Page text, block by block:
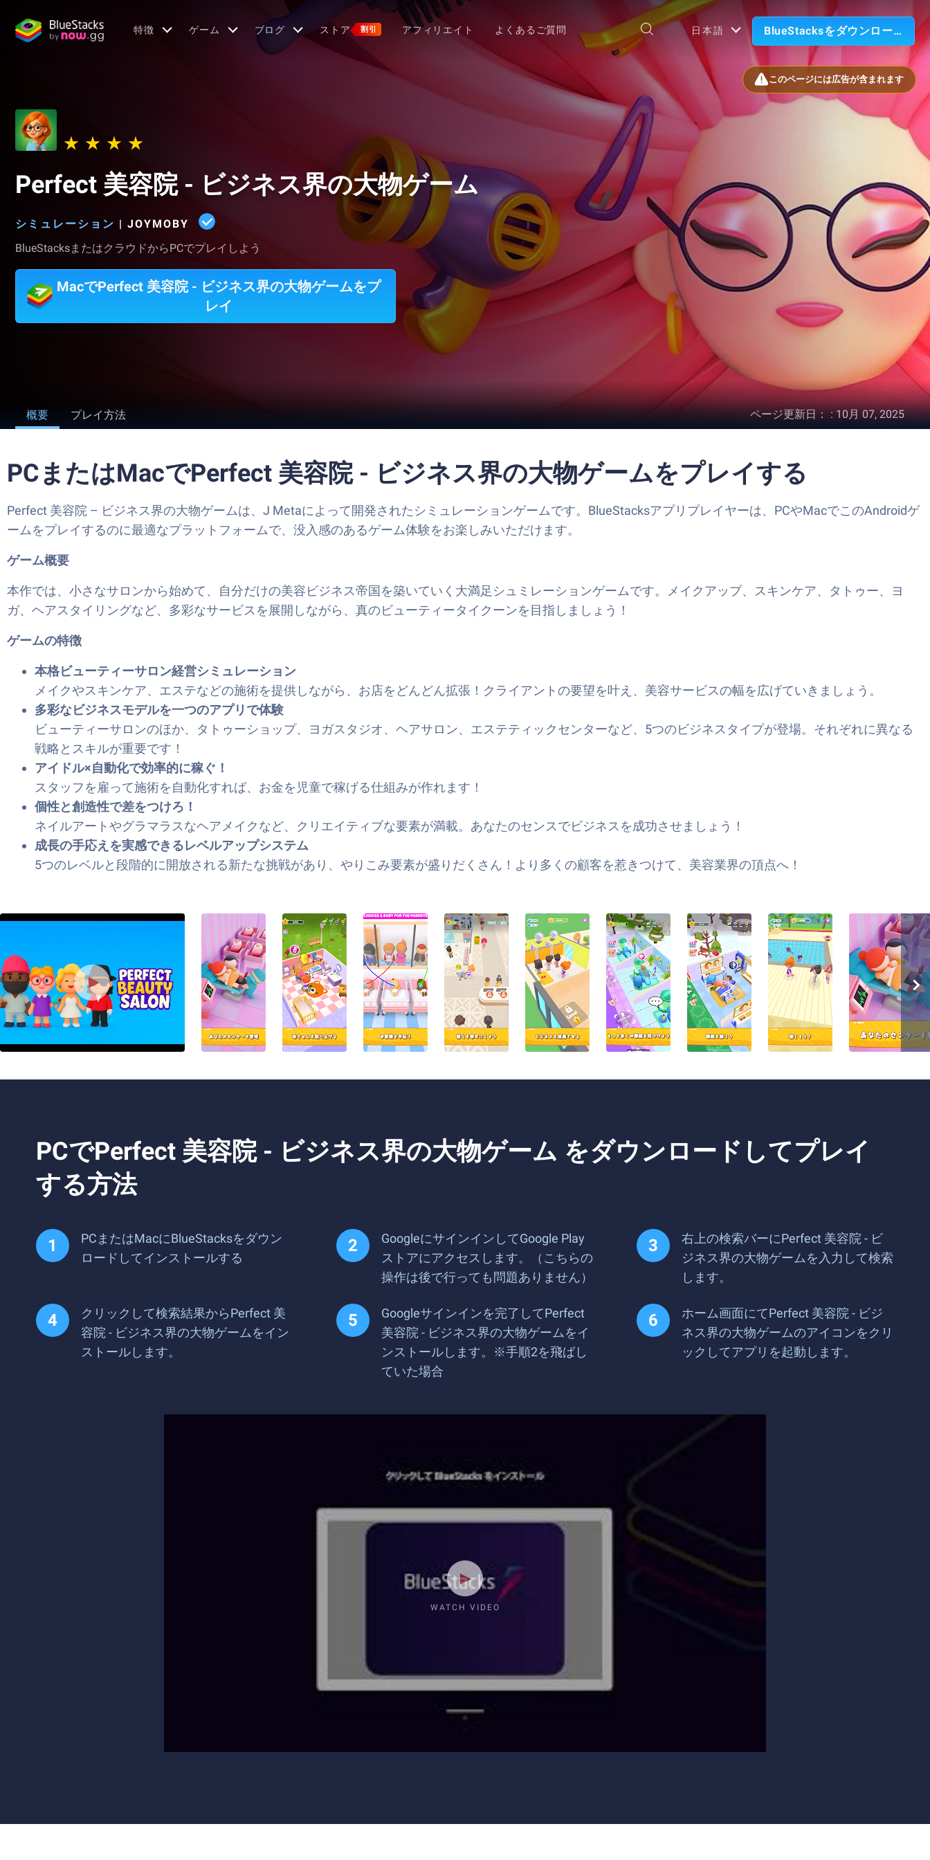
特徴 ゲーム ブログ ストア 割引 アフィリエイト よくあるご質問 日本語 BlueStacksをダウンロード
このページには広告が含まれます
Perfect 美容院 - ビジネス界の大物ゲーム
シミュレーション | JOYMOBY
BlueStacksまたはクラウドからPCでプレイしよう
MacでPerfect 美容院 - ビジネス界の大物ゲームをプ
レイ
概要 プレイ方法 ページ更新日：:10月 07, 2025
PCまたはMacでPerfect 美容院 - ビジネス界の大物ゲームをプレイする
Perfect 美容院 – ビジネス界の大物ゲームは、J Metaによって開発されたシミュレーションゲームです。BlueStacksアプリプレイヤーは、PCやMacでこのAndroidゲ
ームをプレイするのに最適なプラットフォームで、没入感のあるゲーム体験をお楽しみいただけます。
ゲーム概要
本作では、小さなサロンから始めて、自分だけの美容ビジネス帝国を築いていく大満足シュミレーションゲームです。メイクアップ、スキンケア、タトゥー、ヨ
ガ、ヘアスタイリングなど、多彩なサービスを展開しながら、真のビューティータイクーンを目指しましょう！
ゲームの特徴
本格ビューティーサロン経営シミュレーション
メイクやスキンケア、エステなどの施術を提供しながら、お店をどんどん拡張！クライアントの要望を叶え、美容サービスの幅を広げていきましょう。
多彩なビジネスモデルを一つのアプリで体験
ビューティーサロンのほか、タトゥーショップ、ヨガスタジオ、ヘアサロン、エステティックセンターなど、5つのビジネスタイプが登場。それぞれに異なる
戦略とスキルが重要です！
アイドル×自動化で効率的に稼ぐ！
スタッフを雇って施術を自動化すれば、お金を児童で稼げる仕組みが作れます！
個性と創造性で差をつけろ！
ネイルアートやグラマラスなヘアメイクなど、クリエイティブな要素が満載。あなたのセンスでビジネスを成功させましょう！
成長の手応えを実感できるレベルアップシステム
5つのレベルと段階的に開放される新たな挑戦があり、やりこみ要素が盛りだくさん！より多くの顧客を惹きつけて、美容業界の頂点へ！
PCでPerfect 美容院 - ビジネス界の大物ゲーム をダウンロードしてプレイ
する方法
PCまたはMacにBlueStacksをダウン
ロードしてインストールする
GoogleにサインインしてGoogle Play
ストアにアクセスします。（こちらの
操作は後で行っても問題ありません）
右上の検索バーにPerfect 美容院 - ビ
ジネス界の大物ゲームを入力して検索
します。
クリックして検索結果からPerfect 美
容院 - ビジネス界の大物ゲームをイン
ストールします。
Googleサインインを完了してPerfect
美容院 - ビジネス界の大物ゲームをイ
ンストールします。※手順2を飛ばし
ていた場合
ホーム画面にてPerfect 美容院 - ビジ
ネス界の大物ゲームのアイコンをクリ
ックしてアプリを起動します。
WATCH VIDEO